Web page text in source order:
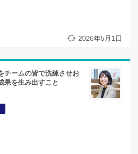
2026年5月1日
チームの皆で洗練させお
果を生み出すこと